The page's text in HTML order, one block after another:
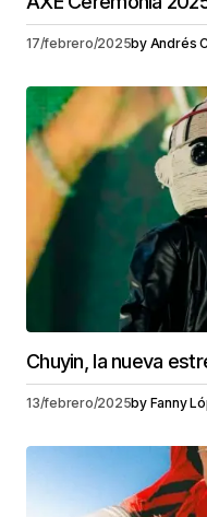
17/febrero/2025by Andrés
Chuyin, la nueva
13/febrero/2025by Fanny